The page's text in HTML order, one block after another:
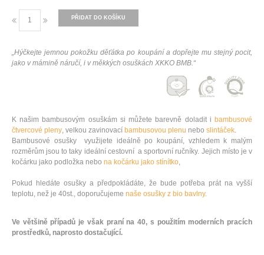
PŘIDAT DO KOŠÍKU
„Hýčkejte jemnou pokožku děťátka po koupání a dopřejte mu stejný pocit,
jako v mámině náručí, i v měkkých osuškách XKKO BMB.“
K našim bambusovým osuškám si můžete barevně doladit i bambusové
čtvercové pleny, velkou zavinovací bambusovou plenu nebo slintáček.
Bambusové osušky využijete ideálně po koupání, vzhledem k malým
rozměrům jsou to taky ideální cestovní a sportovní ručníky. Jejich místo je v
kočárku jako podložka nebo na kočárku jako stínítko,
Pokud hledáte osušky a předpokládáte, že bude potřeba prát na vyšší
teplotu, než je 40st., doporučujeme naše osušky z bio bavlny.
Ve většině případů je však praní na 40, s použitím moderních pracích
prostředků, naprosto dostačující.